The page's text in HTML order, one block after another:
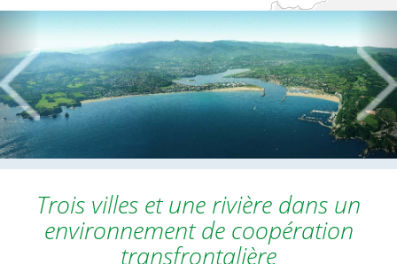
Trois villes et une rivière dans un
environnement de coopération
transfrontalière